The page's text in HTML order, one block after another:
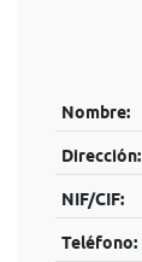
Nombre:
Dirección:
NIF/CIF:
Teléfono: